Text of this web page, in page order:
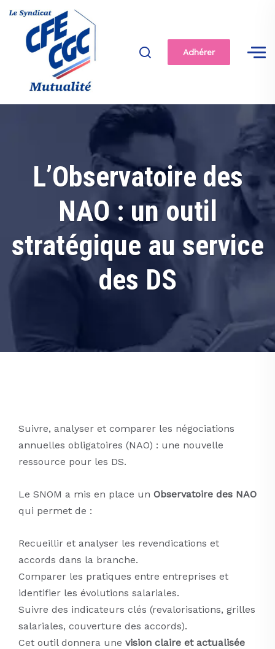
Adhérer
L’Observatoire des
NAO : un outil
stratégique au service
des DS
Suivre, analyser et comparer les négociations
annuelles obligatoires (NAO) : une nouvelle
ressource pour les DS.
Le SNOM a mis en place un Observatoire des NAO
qui permet de :
Recueillir et analyser les revendications et
accords dans la branche.
Comparer les pratiques entre entreprises et
identifier les évolutions salariales.
Suivre des indicateurs clés (revalorisations, grilles
salariales, couverture des accords).
Cet outil donnera une vision claire et actualisée